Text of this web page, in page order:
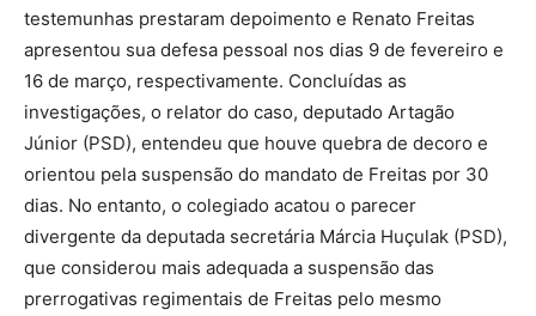
testemunhas prestaram depoimento e Renato Freitas
apresentou sua defesa pessoal nos dias 9 de fevereiro e
16 de março, respectivamente. Concluídas as
investigações, o relator do caso, deputado Artagão
Júnior (PSD), entendeu que houve quebra de decoro e
orientou pela suspensão do mandato de Freitas por 30
dias. No entanto, o colegiado acatou o parecer
divergente da deputada secretária Márcia Huçulak (PSD),
que considerou mais adequada a suspensão das
prerrogativas regimentais de Freitas pelo mesmo